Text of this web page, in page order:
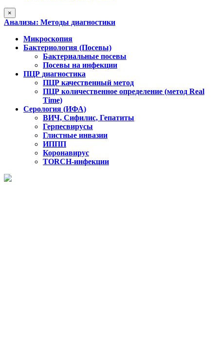
×
Анализы: Методы диагностики
Микроскопия
Бактериология (Посевы)
Бактериальные посевы
Посевы на инфекции
ПЦР диагностика
ПЦР качественный метод
ПЦР количественное определение (метод Real
Time)
Серология (ИФА)
ВИЧ, Сифилис, Гепатиты
Герпесвирусы
Глистные инвазии
ИППП
Коронавирус
TORCH-инфекции